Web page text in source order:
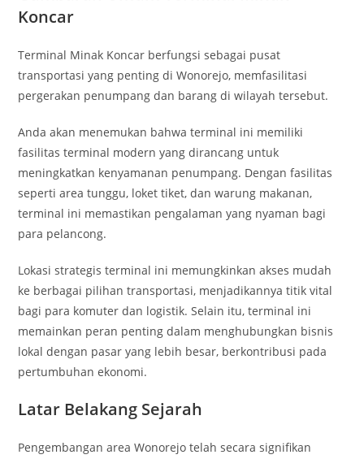
Koncar
Terminal Minak Koncar berfungsi sebagai pusat
transportasi yang penting di Wonorejo, memfasilitasi
pergerakan penumpang dan barang di wilayah tersebut.
Anda akan menemukan bahwa terminal ini memiliki
fasilitas terminal modern yang dirancang untuk
meningkatkan kenyamanan penumpang. Dengan fasilitas
seperti area tunggu, loket tiket, dan warung makanan,
terminal ini memastikan pengalaman yang nyaman bagi
para pelancong.
Lokasi strategis terminal ini memungkinkan akses mudah
ke berbagai pilihan transportasi, menjadikannya titik vital
bagi para komuter dan logistik. Selain itu, terminal ini
memainkan peran penting dalam menghubungkan bisnis
lokal dengan pasar yang lebih besar, berkontribusi pada
pertumbuhan ekonomi.
Latar Belakang Sejarah
Pengembangan area Wonorejo telah secara signifikan